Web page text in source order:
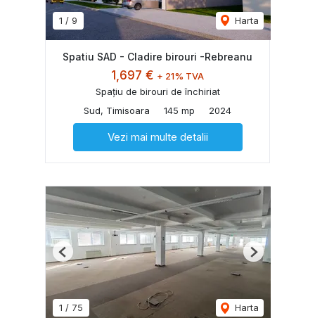
1 / 9 Harta
Spatiu SAD - Cladire birouri -Rebreanu
1,697 € + 21% TVA
Spațiu de birouri de închiriat
Sud, Timisoara
145 mp 2024
Vezi mai multe detalii
1 / 75 Harta
Previous Next